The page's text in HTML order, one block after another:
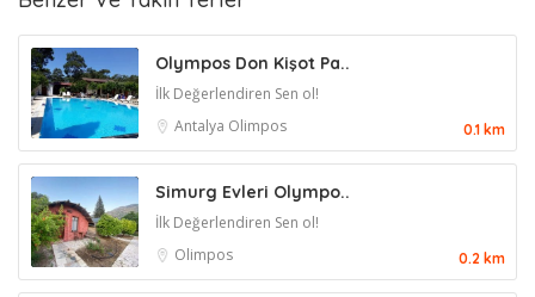
Olympos Don Kişot Pa..
İlk Değerlendiren Sen ol!
Antalya Olimpos 0.1 km
Simurg Evleri Olympo..
İlk Değerlendiren Sen ol!
Olimpos
0.2 km